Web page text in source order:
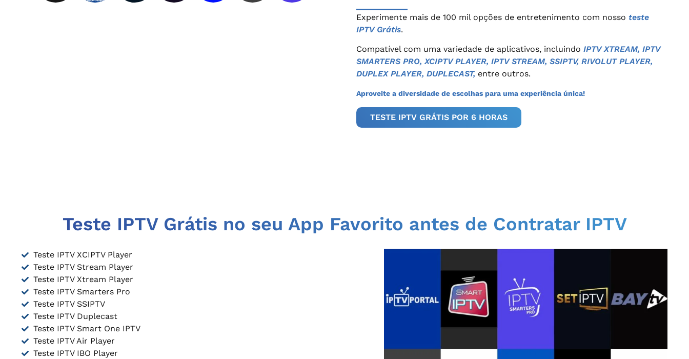
Experimente mais de 100 mil opções de entretenimento com nosso teste
IPTV Grátis.
Compatível com uma variedade de aplicativos, incluindo IPTV XTREAM, IPTV
SMARTERS PRO, XCIPTV PLAYER, IPTV STREAM, SSIPTV, RIVOLUT PLAYER,
DUPLEX PLAYER, DUPLECAST, entre outros.
Aproveite a diversidade de escolhas para uma experiência única!
TESTE IPTV GRÁTIS POR 6 HORAS
Teste IPTV Grátis no seu App Favorito antes de Contratar IPTV
Teste IPTV XCIPTV Player
Teste IPTV Stream Player
Teste IPTV Xtream Player
Teste IPTV Smarters Pro
Teste IPTV SSIPTV
Teste IPTV Duplecast
Teste IPTV Smart One IPTV
Teste IPTV Air Player
Teste IPTV IBO Player